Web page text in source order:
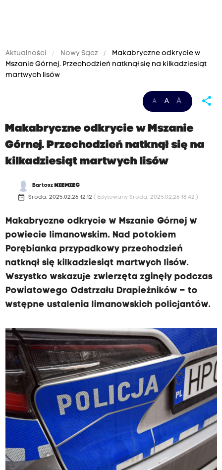
Aktualności Nowy Sącz
Makabryczne odkrycie w
Mszanie Górnej. Przechodzień natknął się na kilkadziesiąt
martwych lisów
A A A share
Makabryczne odkrycie w Mszanie
Górnej. Przechodzień natknął się na
kilkadziesiąt martwych lisów
Bartosz NIEMIEC
date_range Środa, 2025.02.26 12:12 ( Edytowany Środa, 2025.02.26 18:42 )
Makabryczne odkrycie w Mszanie Górnej w
powiecie limanowskim. Nad potokiem
Porębianka przypadkowy przechodzień
natknął się kilkadziesiąt martwych lisów.
Wszystko wskazuje zwierzęta zginęły podczas
Powiatowego Odstrzału Drapieżników – to
wstępne ustalenia limanowskich policjantów.